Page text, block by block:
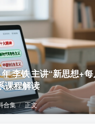
李铁 主讲“新思想+
课程解读
合集 正文